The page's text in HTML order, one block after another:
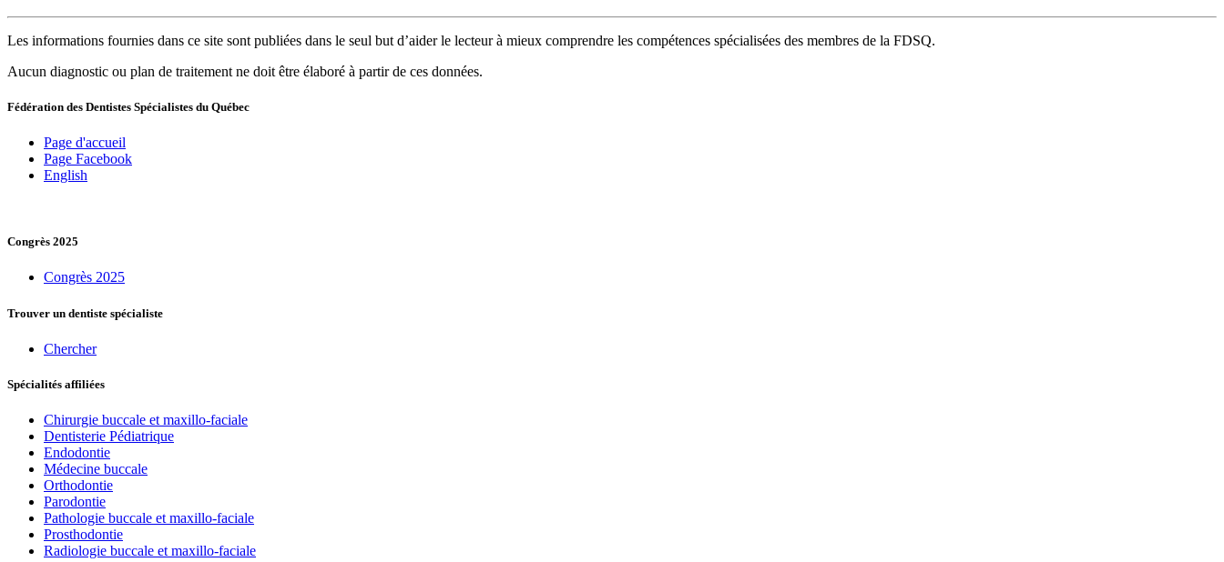
Les informations fournies dans ce site sont publiées dans le seul but d’aider le lecteur à mieux comprendre les compétences spécialisées des membres de la FDSQ.
Aucun diagnostic ou plan de traitement ne doit être élaboré à partir de ces données.
Fédération des Dentistes Spécialistes du Québec
Page d'accueil
Page Facebook
English
Congrès 2025
Congrès 2025
Trouver un dentiste spécialiste
Chercher
Spécialités affiliées
Chirurgie buccale et maxillo-faciale
Dentisterie Pédiatrique
Endodontie
Médecine buccale
Orthodontie
Parodontie
Pathologie buccale et maxillo-faciale
Prosthodontie
Radiologie buccale et maxillo-faciale